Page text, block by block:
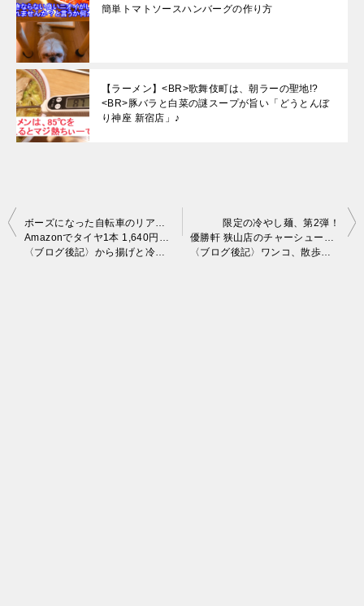
簡単トマトソースハンバーグの作り方
【ラーメン】<BR>歌舞伎町は、朝ラーの聖地!?
<BR>豚バラと白菜の謎スープが旨い「どうとんぼ
り神座 新宿店」♪
投
ボーズになった自転車のリアタイヤを交換！
Amazonでタイヤ1本 1,640円＋100均のパンク修理セット♪
〈ブログ後記〉から揚げと冷やし担々の相性はサイコーですかーッ、サイコーでーす♪
限定の冷やし麺、第2弾！
優勝軒 狭山店のチャーシュー丼は絶品♪
〈ブログ後記〉ワンコ、散歩コースに疑念を持つw